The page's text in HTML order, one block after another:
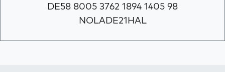
DE58 8005 3762 1894 1405 98
NOLADE21HAL